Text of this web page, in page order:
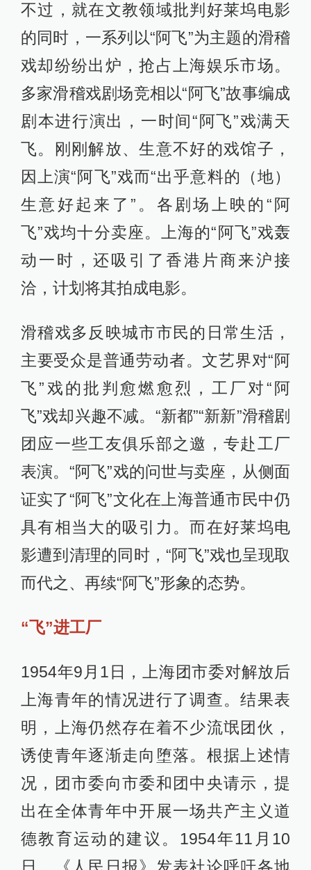
不过，就在文教领域批判好莱坞电影
的同时，一系列以“阿飞”为主题的滑稽
戏却纷纷出炉，抢占上海娱乐市场。
多家滑稽戏剧场竞相以“阿飞”故事编成
剧本进行演出，一时间“阿飞”戏满天
飞。刚刚解放、生意不好的戏馆子，
因上演“阿飞”戏而“出乎意料的（地）
生意好起来了”。各剧场上映的“阿
飞”戏均十分卖座。上海的“阿飞”戏轰
动一时，还吸引了香港片商来沪接
洽，计划将其拍成电影。
滑稽戏多反映城市市民的日常生活，
主要受众是普通劳动者。文艺界对“阿
飞”戏的批判愈燃愈烈，工厂对“阿
飞”戏却兴趣不减。“新都”“新新”滑稽剧
团应一些工友俱乐部之邀，专赴工厂
表演。“阿飞”戏的问世与卖座，从侧面
证实了“阿飞”文化在上海普通市民中仍
具有相当大的吸引力。而在好莱坞电
影遭到清理的同时，“阿飞”戏也呈现取
而代之、再续“阿飞”形象的态势。
“飞”进工厂
1954年9月1日，上海团市委对解放后
上海青年的情况进行了调查。结果表
明，上海仍然存在着不少流氓团伙，
诱使青年逐渐走向堕落。根据上述情
况，团市委向市委和团中央请示，提
出在全体青年中开展一场共产主义道
德教育运动的建议。1954年11月10
日，《人民日报》发表社论呼吁各地